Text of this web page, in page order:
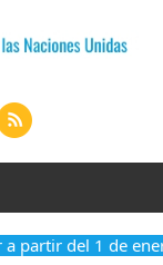
partir del 1 de